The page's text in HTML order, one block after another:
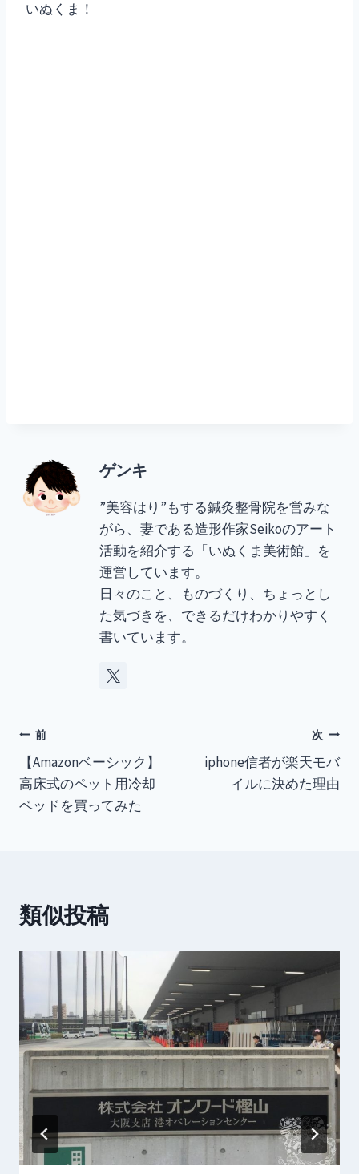
いぬくま！
ゲンキ
”美容はり”もする鍼灸整骨院を営みな
がら、妻である造形作家Seikoのアート
活動を紹介する「いぬくま美術館」を
運営しています。
日々のこと、ものづくり、ちょっとし
た気づきを、できるだけわかりやすく
書いています。
投
稿
ナ
ー
ョ
ン
前
【Amazonベーシック】
高床式のペット用冷却
ベッドを買ってみた
次
iphone信者が楽天モバ
イルに決めた理由
類似投稿